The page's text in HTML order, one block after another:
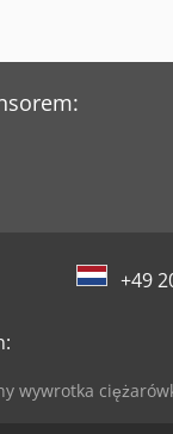
+49
wywrotka